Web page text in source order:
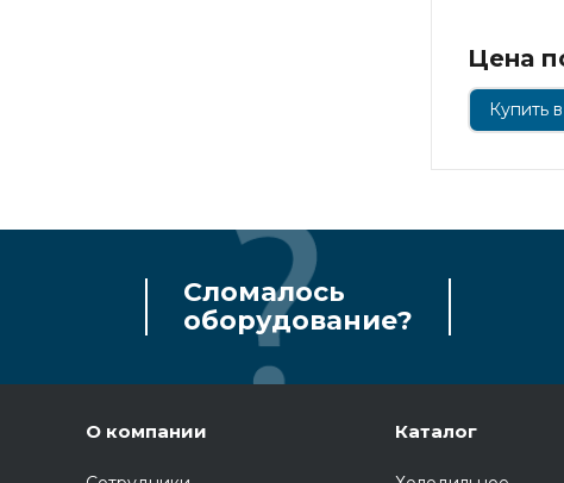
Цена
Купить
Сломалось
оборудование?
О компании Каталог